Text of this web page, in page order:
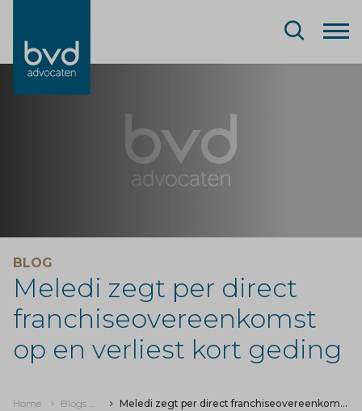
BLOG
Meledi zegt per direct
franchiseovereenkomst
op en verliest kort geding
Home Meledi zegt per direct franchiseovereenkomst op en verliest kort geding